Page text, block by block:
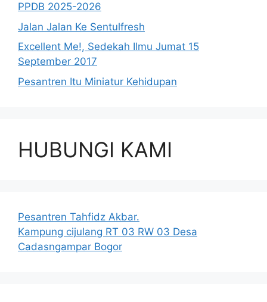
PPDB 2025-2026
Jalan Jalan Ke Sentulfresh
Excellent Me!, Sedekah Ilmu Jumat 15
September 2017
Pesantren Itu Miniatur Kehidupan
HUBUNGI KAMI
Pesantren Tahfidz Akbar.
Kampung cijulang RT 03 RW 03 Desa
Cadasngampar Bogor